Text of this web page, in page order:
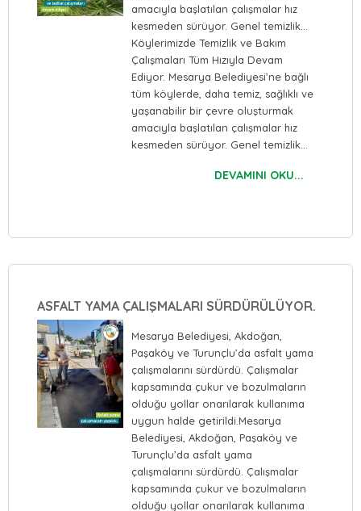
amacıyla başlatılan çalışmalar hız
kesmeden sürüyor. Genel temizlik…
Köylerimizde Temizlik ve Bakım
Çalışmaları Tüm Hızıyla Devam
Ediyor. Mesarya Belediyesi’ne bağlı
tüm köylerde, daha temiz, sağlıklı ve
yaşanabilir bir çevre oluşturmak
amacıyla başlatılan çalışmalar hız
kesmeden sürüyor. Genel temizlik…
DEVAMINI OKU...
ASFALT YAMA ÇALIŞMALARI SÜRDÜRÜLÜYOR.
Mesarya Belediyesi, Akdoğan,
Paşaköy ve Turunçlu’da asfalt yama
çalışmalarını sürdürdü. Çalışmalar
kapsamında çukur ve bozulmaların
olduğu yollar onarılarak kullanıma
uygun halde getirildi.Mesarya
Belediyesi, Akdoğan, Paşaköy ve
Turunçlu’da asfalt yama
çalışmalarını sürdürdü. Çalışmalar
kapsamında çukur ve bozulmaların
olduğu yollar onarılarak kullanıma